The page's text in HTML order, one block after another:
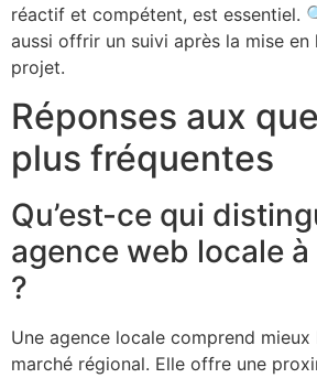
réactif et compétent, est essentiel.
aussi offrir un suivi après la mise
projet.
Réponses aux
plus fréquentes
Qu’est-ce qui
agence web locale
?
Une agence locale comprend
marché régional. Elle offre une